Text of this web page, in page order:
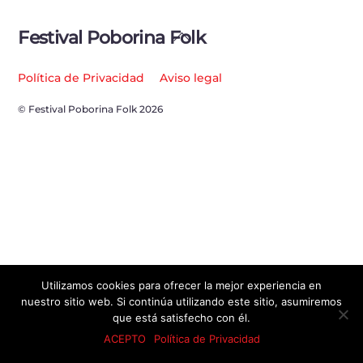
Back
Top
Festival Poborina Folk
Política de Privacidad Aviso legal
© Festival Poborina Folk 2026
Utilizamos cookies para ofrecer la mejor experiencia en
nuestro sitio web. Si continúa utilizando este sitio, asumiremos
que está satisfecho con él.
ACEPTO
Política de Privacidad